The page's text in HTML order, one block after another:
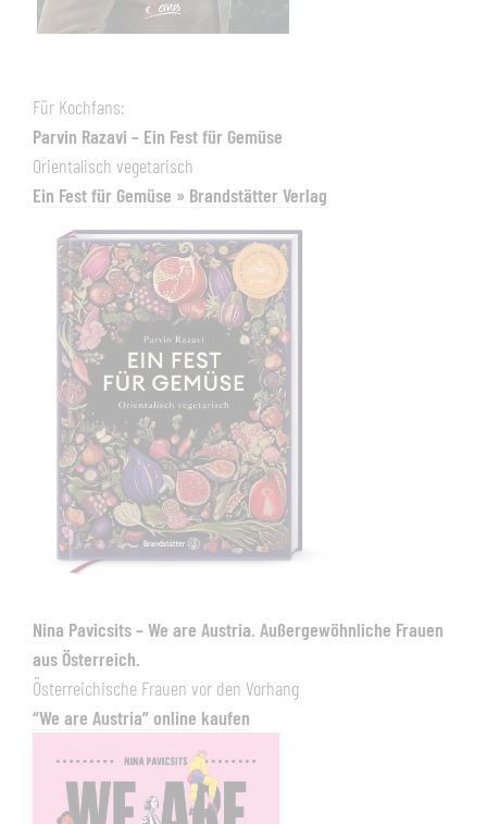
Für Kochfans:
Parvin Razavi – Ein Fest für Gemüse
Orientalisch vegetarisch
Ein Fest für Gemüse » Brandstätter Verlag
Nina Pavicsits – We are Austria. Außergewöhnliche Frauen
aus Österreich.
Österreichische Frauen vor den Vorhang
“We are Austria” online kaufen